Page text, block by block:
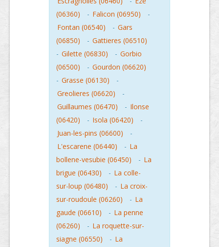
(06360)
- Falicon (06950)
-
Fontan (06540)
- Gars
(06850)
- Gattieres (06510)
- Gilette (06830) - Gorbio
(06500)
- Gourdon (06620)
- Grasse (06130)
-
Greolieres (06620)
-
Guillaumes (06470)
- Ilonse
(06420)
- Isola (06420)
-
Juan-les-pins (06600)
-
L'escarene (06440)
- La
bollene-vesubie (06450)
- La
brigue (06430)
- La colle-
sur-loup (06480)
- La croix-
sur-roudoule (06260)
- La
gaude (06610)
- La penne
(06260)
- La roquette-sur-
siagne (06550)
- La